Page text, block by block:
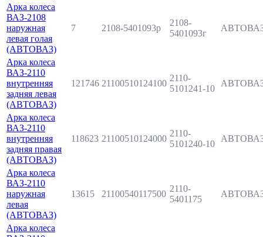
Арка колеса
ВАЗ-2108
наружная
левая голая
(АВТОВАЗ)
7 2108-5401093p
2108-
5401093г
Арка колеса
ВАЗ-2110
внутренняя
задняя левая
(АВТОВАЗ)
121746 21100510124100
2110-
5101241-10
Арка колеса
ВАЗ-2110
внутренняя
задняя правая
(АВТОВАЗ)
118623 21100510124000
2110-
5101240-10
Арка колеса
ВАЗ-2110
наружная
левая
(АВТОВАЗ)
13615 21100540117500
2110-
5401175
Арка колеса